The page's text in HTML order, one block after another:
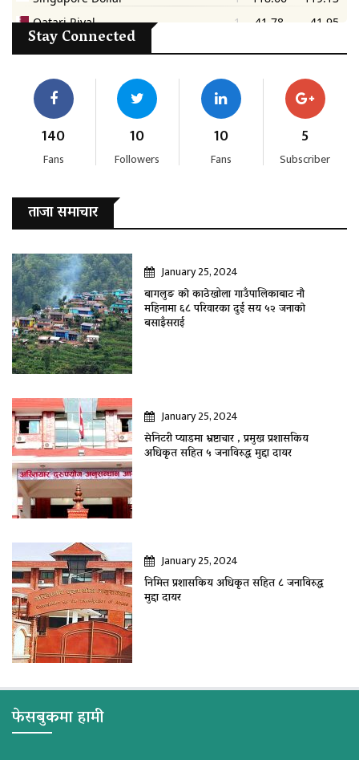
Stay Connected
140
Fans
10
Followers
10
Fans
5
Subscriber
ताजा समाचार
January 25, 2024
बागलुङ काे काठेखोला गाउँपालिकाबाट नौ
महिनामा ६८ परिवारका दुई सय ५२ जनाकाे
बसाइँसराई
January 25, 2024
सेनिटरी प्याडमा भ्रष्टाचार , प्रमुख प्रशासकिय
अधिकृत सहित ५ जनाविरुद्ध मुद्दा दायर
January 25, 2024
निमित्त प्रशासकिय अधिकृत सहित ८ जनाविरुद्ध
मुद्दा दायर
फेसबुकमा हामी